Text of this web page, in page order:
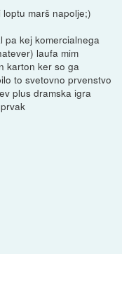
marš napolje;)
pa kej komercialnega
laufa mim
karton ker so ga
to svetovno prvenstvo
plus dramska igra